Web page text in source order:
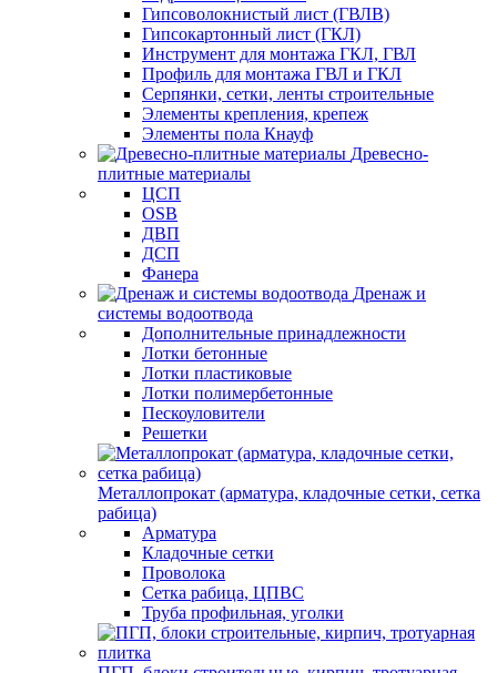
Гипсоволокнистый лист (ГВЛВ)
Гипсокартонный лист (ГКЛ)
Инструмент для монтажа ГКЛ, ГВЛ
Профиль для монтажа ГВЛ и ГКЛ
Серпянки, сетки, ленты строительные
Элементы крепления, крепеж
Элементы пола Кнауф
Древесно-
плитные материалы
ЦСП
OSB
ДВП
ДСП
Фанера
Дренаж и
системы водоотвода
Дополнительные принадлежности
Лотки бетонные
Лотки пластиковые
Лотки полимербетонные
Пескоуловители
Решетки
Металлопрокат (арматура, кладочные сетки, сетка
рабица)
Арматура
Кладочные сетки
Проволока
Сетка рабица, ЦПВС
Труба профильная, уголки